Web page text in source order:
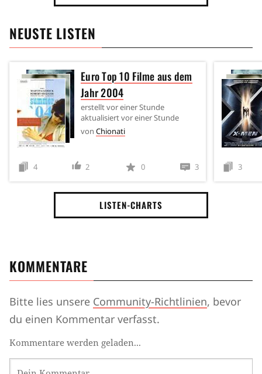
NEUSTE LISTEN
Euro Top 10 Filme aus dem
Jahr 2004
erstelltvor einer Stunde
aktualisiertvor einer Stunde
von Chionati
4 2 0 3 3
LISTEN-CHARTS
KOMMENTARE
Bitte lies unsere Community-Richtlinien, bevor
du einen Kommentar verfasst.
Kommentare werden geladen...